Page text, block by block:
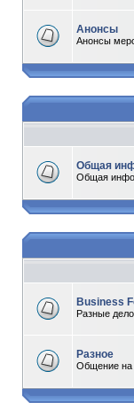
Анонсы
Анонсы
Общая
Общая
Business
Разные
Разное
Общение на